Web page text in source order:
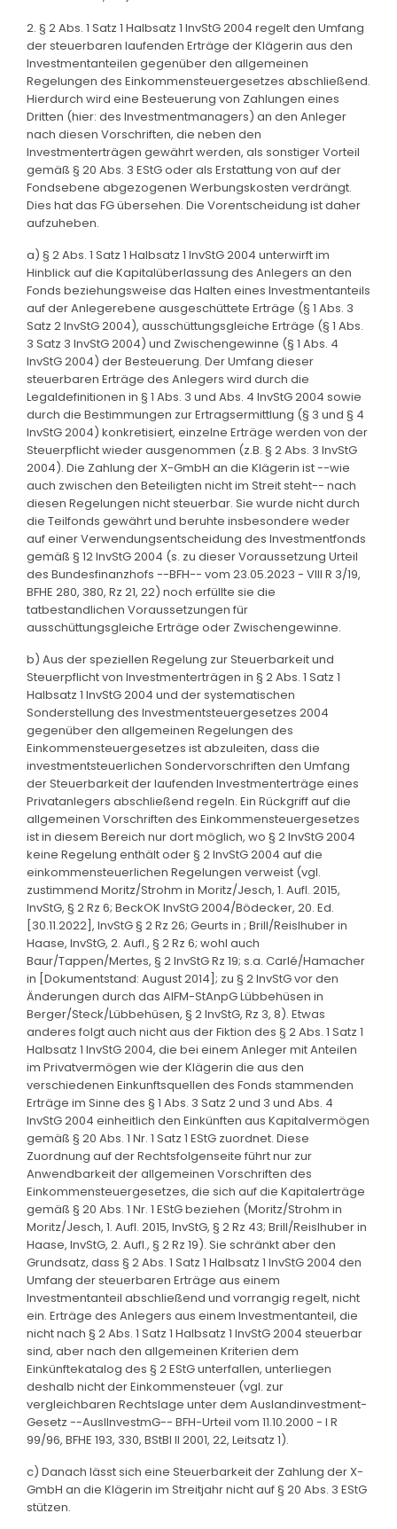
2. § 2 Abs. 1 Satz 1 Halbsatz 1 InvStG 2004 regelt den Umfang
der steuerbaren laufenden Erträge der Klägerin aus den
Investmentanteilen gegenüber den allgemeinen
Regelungen des Einkommensteuergesetzes abschließend.
Hierdurch wird eine Besteuerung von Zahlungen eines
Dritten (hier: des Investmentmanagers) an den Anleger
nach diesen Vorschriften, die neben den
Investmenterträgen gewährt werden, als sonstiger Vorteil
gemäß § 20 Abs. 3 EStG oder als Erstattung von auf der
Fondsebene abgezogenen Werbungskosten verdrängt.
Dies hat das FG übersehen. Die Vorentscheidung ist daher
aufzuheben.
a) § 2 Abs. 1 Satz 1 Halbsatz 1 InvStG 2004 unterwirft im
Hinblick auf die Kapitalüberlassung des Anlegers an den
Fonds beziehungsweise das Halten eines Investmentanteils
auf der Anlegerebene ausgeschüttete Erträge (§ 1 Abs. 3
Satz 2 InvStG 2004), ausschüttungsgleiche Erträge (§ 1 Abs.
3 Satz 3 InvStG 2004) und Zwischengewinne (§ 1 Abs. 4
InvStG 2004) der Besteuerung. Der Umfang dieser
steuerbaren Erträge des Anlegers wird durch die
Legaldefinitionen in § 1 Abs. 3 und Abs. 4 InvStG 2004 sowie
durch die Bestimmungen zur Ertragsermittlung (§ 3 und § 4
InvStG 2004) konkretisiert, einzelne Erträge werden von der
Steuerpflicht wieder ausgenommen (z.B. § 2 Abs. 3 InvStG
2004). Die Zahlung der X-GmbH an die Klägerin ist --wie
auch zwischen den Beteiligten nicht im Streit steht-- nach
diesen Regelungen nicht steuerbar. Sie wurde nicht durch
die Teilfonds gewährt und beruhte insbesondere weder
auf einer Verwendungsentscheidung des Investmentfonds
gemäß § 12 InvStG 2004 (s. zu dieser Voraussetzung Urteil
des Bundesfinanzhofs --BFH-- vom 23.05.2023 - VIII R 3/19,
BFHE 280, 380, Rz 21, 22) noch erfüllte sie die
tatbestandlichen Voraussetzungen für
ausschüttungsgleiche Erträge oder Zwischengewinne.
b) Aus der speziellen Regelung zur Steuerbarkeit und
Steuerpflicht von Investmenterträgen in § 2 Abs. 1 Satz 1
Halbsatz 1 InvStG 2004 und der systematischen
Sonderstellung des Investmentsteuergesetzes 2004
gegenüber den allgemeinen Regelungen des
Einkommensteuergesetzes ist abzuleiten, dass die
investmentsteuerlichen Sondervorschriften den Umfang
der Steuerbarkeit der laufenden Investmenterträge eines
Privatanlegers abschließend regeln. Ein Rückgriff auf die
allgemeinen Vorschriften des Einkommensteuergesetzes
ist in diesem Bereich nur dort möglich, wo § 2 InvStG 2004
keine Regelung enthält oder § 2 InvStG 2004 auf die
einkommensteuerlichen Regelungen verweist (vgl.
zustimmend Moritz/Strohm in Moritz/Jesch, 1. Aufl. 2015,
InvStG, § 2 Rz 6; BeckOK InvStG 2004/Bödecker, 20. Ed.
[30.11.2022], InvStG § 2 Rz 26; Geurts in ; Brill/Reislhuber in
Haase, InvStG, 2. Aufl., § 2 Rz 6; wohl auch
Baur/Tappen/Mertes, § 2 InvStG Rz 19; s.a. Carlé/Hamacher
in [Dokumentstand: August 2014]; zu § 2 InvStG vor den
Änderungen durch das AIFM-StAnpG Lübbehüsen in
Berger/Steck/Lübbehüsen, § 2 InvStG, Rz 3, 8). Etwas
anderes folgt auch nicht aus der Fiktion des § 2 Abs. 1 Satz 1
Halbsatz 1 InvStG 2004, die bei einem Anleger mit Anteilen
im Privatvermögen wie der Klägerin die aus den
verschiedenen Einkunftsquellen des Fonds stammenden
Erträge im Sinne des § 1 Abs. 3 Satz 2 und 3 und Abs. 4
InvStG 2004 einheitlich den Einkünften aus Kapitalvermögen
gemäß § 20 Abs. 1 Nr. 1 Satz 1 EStG zuordnet. Diese
Zuordnung auf der Rechtsfolgenseite führt nur zur
Anwendbarkeit der allgemeinen Vorschriften des
Einkommensteuergesetzes, die sich auf die Kapitalerträge
gemäß § 20 Abs. 1 Nr. 1 EStG beziehen (Moritz/Strohm in
Moritz/Jesch, 1. Aufl. 2015, InvStG, § 2 Rz 43; Brill/Reislhuber in
Haase, InvStG, 2. Aufl., § 2 Rz 19). Sie schränkt aber den
Grundsatz, dass § 2 Abs. 1 Satz 1 Halbsatz 1 InvStG 2004 den
Umfang der steuerbaren Erträge aus einem
Investmentanteil abschließend und vorrangig regelt, nicht
ein. Erträge des Anlegers aus einem Investmentanteil, die
nicht nach § 2 Abs. 1 Satz 1 Halbsatz 1 InvStG 2004 steuerbar
sind, aber nach den allgemeinen Kriterien dem
Einkünftekatalog des § 2 EStG unterfallen, unterliegen
deshalb nicht der Einkommensteuer (vgl. zur
vergleichbaren Rechtslage unter dem Auslandinvestment-
Gesetz --AuslInvestmG-- BFH-Urteil vom 11.10.2000 - I R
99/96, BFHE 193, 330, BStBl II 2001, 22, Leitsatz 1).
c) Danach lässt sich eine Steuerbarkeit der Zahlung der X-
GmbH an die Klägerin im Streitjahr nicht auf § 20 Abs. 3 EStG
stützen.